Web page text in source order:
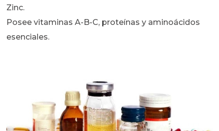
Zinc.
Posee vitaminas A-B-C, proteínas y aminoácidos
esenciales.